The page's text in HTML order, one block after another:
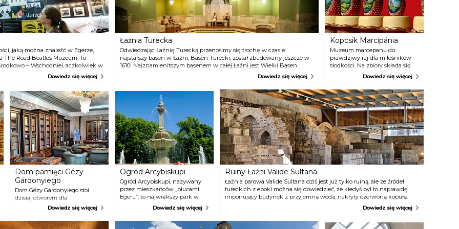
degustacji win jest Dolina
Pięknej Pani, która znajduje się
10-15 minut spacerem od
historycznego centrum Egeru, to
miejsce to prawdziwe dolce vita,
nie opłaca się nigdzie i nigdy, a już na pewno w Egerze.
jaką można znaleźć w Egerze,
Road Beatles Múzeum. To
– Wschodniej, aczkolwiek w
znajdziemy wiele takich miejsc –
Ziemi! Jedna z nich znajduje się
Dowiedz się więcej
Łaźnia Turecka
Odwiedzając Łaźnię Turecką przenosimy się trochę w czasie:
najstarszy basen w Łaźni, Basen Turecki, został zbudowany jeszcze w
1610! Najznamienitszym basenem w całej Łaźni jest Wielki Basen
Lustrzany. Nad basenem wznosi się ozdobna, złota kopuła. Możemy
przejrzeć się w tej kopule, a potem spojrzeć w dół, bo tam czeka kolejna
niespodzianka! Basen jest zasilany własnym źródłem – radonowa
woda lecznicza przedostaje się ze źródła bezpośrednio szczelinami
między płytkami kamiennymi. Kąpiel w takim basenie do szczególne
doświadczenie.
Dowiedz się więcej
Kopcsik Marcipánia
Muzeum marcepanu do
prawdziwy raj dla miłośników
słodkości. Na zbiory składa się
ponad 150 dzieł z masy
cukrowej. Najważniejszą
atrakcją muzeum jest natomiast
Komnata barokowa, znajdująca
się na końcu muzeum, w której
wszystko, od podłogi przez
tapety, zasłony aż po piec
kaflowy wykonane zostało z
cukru. Mistrz cukiernik spędził
na wykonaniu tej komnaty 3
lata!
Dowiedz się więcej
Dom pamięci Gézy
Gárdonyiego
Dom Gézy Gárdonyiego stoi
dzisiaj otworem dla
zwiedzających. Możemy się
rozgościć za jego biurkiem,
doświadczyć wyjątkowego
Dowiedz się więcej
Ogród Arcybiskupi
Ogród Arcybiskupi, nazywany
przez mieszkańców „płucami
Egeru”, to największy park w
mieście. Na miejscu parku
wcześniej rósł naturalny las,
ogrodzony i używany jako
miejsce polowań przez
Dowiedz się więcej
Ruiny Łaźni Valide Sultana
Łaźnia parowa Valide Sultana dziś jest już tylko ruiną, ale ze źródeł
tureckich z epoki można się dowiedzieć, że kiedyś był to naprawdę
imponujący budynek z przyjemną wodą, nakryty czerwoną kopułą.
Nazwa tego budynku znaczy tyle, co matka sułtana. Łaźnie były bardzo
istotnym elementem tureckiej kultury, służyły za swoistą przestrzeń
publiczną, gdzie ludzie spotykali się i rozmawiali, jak również mieli
okazję dobrze się sobie przyjrzeć. W tym czasie jednak łaźnie nie były
Dowiedz się więcej